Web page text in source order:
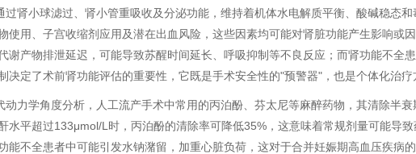
过肾小球滤过、肾小管重吸收及分泌功能，维持着机体水电解质平衡、酸碱稳态
使用、子宫收缩剂应用及潜在出血风险，这些因素均可能对肾脏功能产生影响或
谢产物排泄延迟，可能导致苏醒时间延长、呼吸抑制等不良反应；而肾功能不全
决定了术前肾功能评估的重要性，它既是手术安全性的"预警器"，也是个体化治疗
动力学角度分析，人工流产手术中常用的丙泊酚、芬太尼等麻醉药物，其清除半
水平超过133μmol/L时，丙泊酚的清除率可降低35%，这意味着常规剂量可能导
能不全患者中可能引发水钠潴留，加重心脏负荷，这对于合并妊娠期高血压疾病